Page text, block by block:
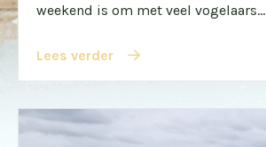
weekend is om met veel vogelaars...
Lees verder